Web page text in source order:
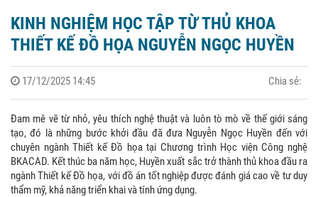
KINH NGHIỆM HỌC TẬP TỪ THỦ KHOA
THIẾT KẾ ĐỒ HỌA NGUYỄN NGỌC HUYỀN
17/12/2025 14:45 Chia sẻ:
Đam mê vẽ từ nhỏ, yêu thích nghệ thuật và luôn tò mò về thế giới sáng
tạo, đó là những bước khởi đầu đã đưa Nguyễn Ngọc Huyền đến với
chuyên ngành Thiết kế Đồ họa tại Chương trình Học viện Công nghệ
BKACAD. Kết thúc ba năm học, Huyền xuất sắc trở thành thủ khoa đầu ra
ngành Thiết kế Đồ họa, với đồ án tốt nghiệp được đánh giá cao về tư duy
thẩm mỹ, khả năng triển khai và tính ứng dụng.